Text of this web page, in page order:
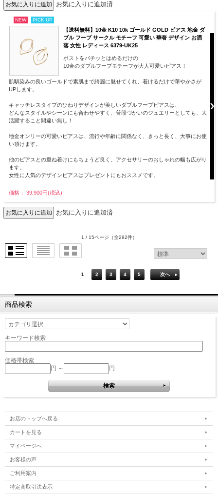
お気に入りに追加済
NEW PICK UP
【送料無料】10金 K10 10k ゴールド GOLD ピアス 地金 ダ
ブル フープ サークル モチーフ 可愛い 華奢 デザイン お洒
落 女性 レディース 6379-UK25
ポストをパチッとはめるだけの
10金のダブルフープモチーフが大人可愛いピアス！
肌馴染みの良いゴールドで素肌まで綺麗に魅せてくれ、着けるだけで華やかさが
UPします。
キャッチレスタイプのひねりデザインが美しいダブルフープピアスは、
どんなスタイルやシーンにも合わせやすく、普段づかいのジュエリーとしても、大
活躍すること間違い無し！
地金オンリーの可愛いピアスは、流行や年齢に関係なく、きっと長く、大事にお使
い頂けます。
他のピアスとの重ね着けにもちょうど良く、アクセサリーのおしゃれの幅も広がり
ます。
女性に人気のデザインピアスはプレゼントにもおススメです。
価格： 39,900円(税込)
お気に入りに追加済
1 / 15ページ （全292件）
1 2 3 4 5 次へ
商品検索
キーワード検索
価格帯検索
円 ～
円
お店のトップへ戻る
カートを見る
マイページへ
お客様の声
ご利用案内
特定商取引法表示